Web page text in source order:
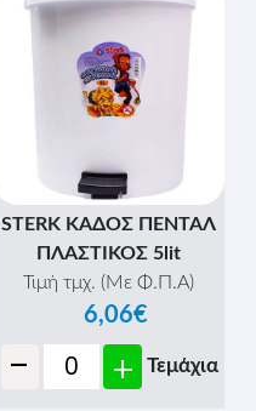
STERK ΚΑΔΟΣ ΠΕΝΤΑΛ
ΠΛΑΣΤΙΚΟΣ 5lit
Τιμή τμχ. (Με Φ.Π.Α)
6,06€
- + Τεμάχια